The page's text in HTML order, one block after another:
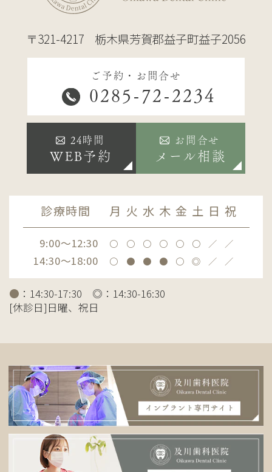
〒321-4217 栃木県芳賀郡益子町益子2056
ご予約・お問合せ
0285-72-2234
24時間
WEB予約
お問合せ
メール相談
診療時間 月 火 水 木 金 土 日 祝
9:00～12:30 〇 〇 〇 〇 〇 〇 ／ ／
14:30～18:00 〇 ● ● ● 〇 ◎ ／ ／
● ：14:30-17:30 ◎：14:30-16:30
[休診日]日曜、祝日